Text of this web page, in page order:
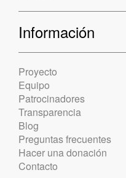
Información
Proyecto
Equipo
Patrocinadores
Transparencia
Blog
Preguntas frecuentes
Hacer una donación
Contacto